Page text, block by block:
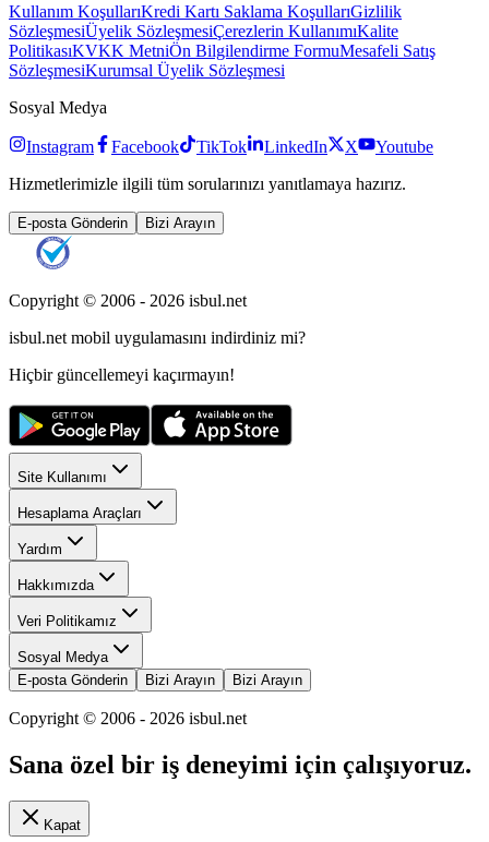
Kullanım KoşullarıKredi Kartı Saklama KoşullarıGizlilik
SözleşmesiÜyelik SözleşmesiÇerezlerin KullanımıKalite
PolitikasıKVKK MetniÖn Bilgilendirme FormuMesafeli Satış
SözleşmesiKurumsal Üyelik Sözleşmesi
Sosyal Medya
Instagram Facebook TikTok LinkedIn X
Youtube
Hizmetlerimizle ilgili tüm sorularınızı yanıtlamaya hazırız.
E-posta Gönderin Bizi Arayın
Copyright © 2006 - 2026 isbul.net
isbul.net mobil uygulamasını indirdiniz mi?
Hiçbir güncellemeyi kaçırmayın!
Site Kullanımı
Hesaplama Araçları
Yardım
Hakkımızda
Veri Politikamız
Sosyal Medya
E-posta Gönderin
Bizi Arayın Bizi Arayın
Copyright © 2006 - 2026 isbul.net
Sana özel bir iş deneyimi için çalışıyoruz.
Kapat